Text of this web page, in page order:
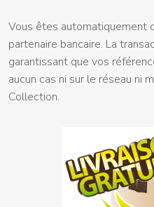
Vous êtes automatiquement
partenaire bancaire. La
garantissant que vos
aucun cas ni sur le réseau ni
Collection.